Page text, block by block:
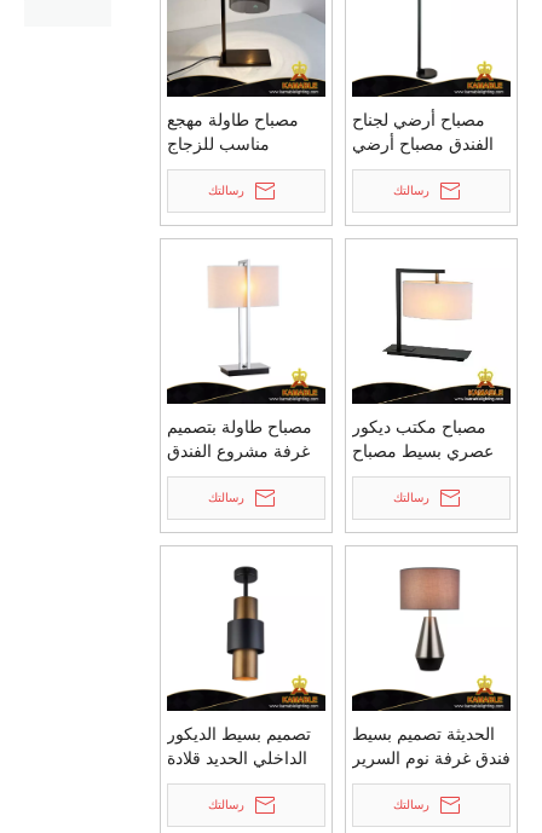
مصباح أرضي لجناح
الفندق مصباح أرضي
مزخرف بظل قماش
مزدوج (ML81629)رسالتك
مصباح طاولة مهجع
مناسب للزجاج
الدخاني الجذاب (KYT-
رسالتك
مصباح مكتب ديكور
عصري بسيط مصباح
طاولة غرفة نوم فندق
حديد (KYT03)رسالتك
مصباح طاولة بتصميم
غرفة مشروع الفندق
الحديث مصباح طاولة
بالجملة (MT81618)رسالتك
الحديثة تصميم بسيط
فندق غرفة نوم السرير
ديكور الحديد الجدول
مصباح (MT81365)رسالتك
تصميم بسيط الديكور
الداخلي الحديد قلادة
الخفيفة بالجملة قلادة
الخفيفة (MD81822)رسالتك